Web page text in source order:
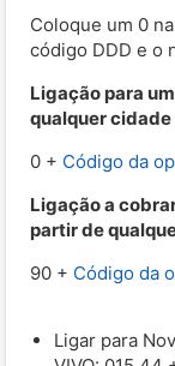
Coloque um 0
código DDD e o
Ligação para
qualquer cidade
0 + Código da
Ligação a
partir de
90 + Código da
Ligar para